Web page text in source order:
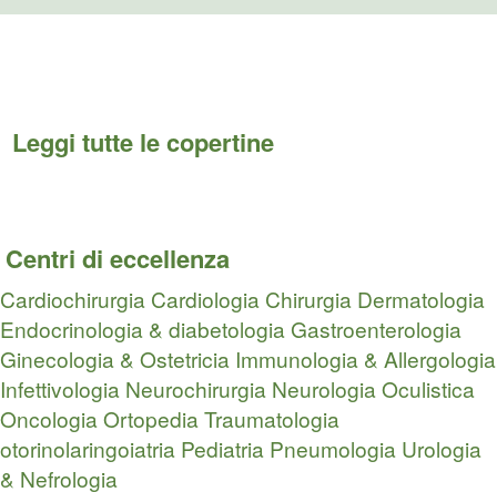
Leggi tutte le copertine
Centri di eccellenza
Cardiochirurgia Cardiologia Chirurgia Dermatologia
Endocrinologia & diabetologia Gastroenterologia
Ginecologia & Ostetricia Immunologia & Allergologia
Infettivologia Neurochirurgia NeurologiaOculistica
OncologiaOrtopedia Traumatologia
otorinolaringoiatria Pediatria Pneumologia Urologia
& Nefrologia